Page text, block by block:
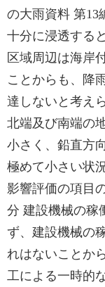
の大雨資料 第13
十分に浸透する
区域周辺は海岸
ことからも、降
達しないと考え
北端及び南端の
小さく、鉛直方
極めて小さい状
影響評価の項目
分 建設機械の稼
ず、建設機械の
れはないことか
工による一時的